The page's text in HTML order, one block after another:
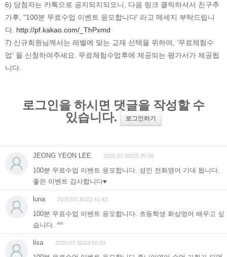
6) 당첨자는 카톡으로 공지되지되오니, 다음 링크 클릭하셔서 친구추
가후, "100분 무료수업 이벤트 응모합니다' 라고 메세지 부탁드립니
다. http://pf.kakao.com/_ThPxmd
7) 신규회원님께서는 레벨에 맞는 교재 선택을 위하여, '무료체험수
업' 을 신청하여주세요. 무료체험수업후에 제공되는 평가서가 제공됩
니다.